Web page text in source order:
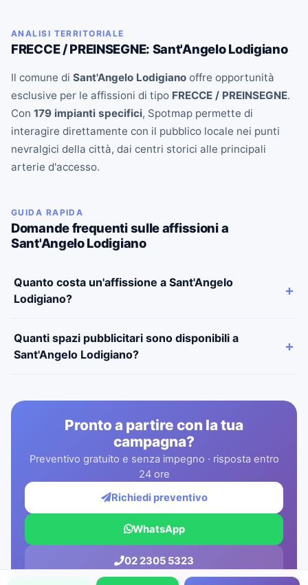
ANALISI TERRITORIALE
FRECCE / PREINSEGNE: Sant'Angelo Lodigiano
Il comune di Sant'Angelo Lodigiano offre opportunità
esclusive per le affissioni di tipo FRECCE / PREINSEGNE.
Con 179 impianti specifici, Spotmap permette di
interagire direttamente con il pubblico locale nei punti
nevralgici della città, dai centri storici alle principali
arterie d'accesso.
GUIDA RAPIDA
Domande frequenti sulle affissioni a
Sant'Angelo Lodigiano
Quanto costa un'affissione a Sant'Angelo
Lodigiano?
Quanti spazi pubblicitari sono disponibili a
Sant'Angelo Lodigiano?
Pronto a partire con la tua
campagna?
Preventivo gratuito e senza impegno · risposta entro
24 ore
Richiedi preventivo
WhatsApp
02 2305 5323